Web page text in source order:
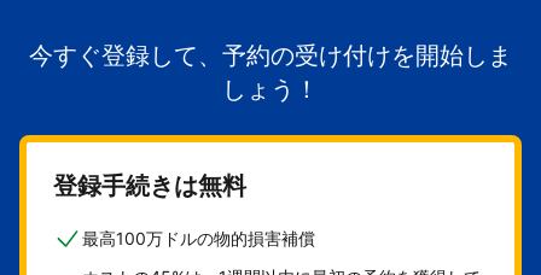
今すぐ登録して、予約の受け付けを開始しま
しょう！
登録手続きは無料
最高100万ドルの物的損害補償